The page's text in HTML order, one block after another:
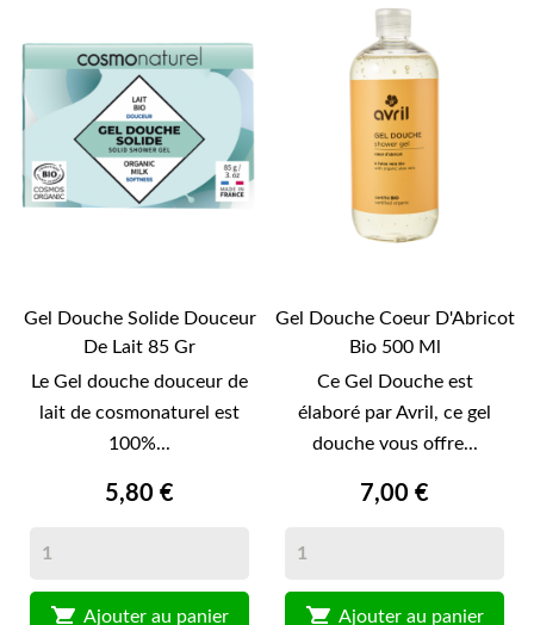
Gel Douche Solide Douceur
De Lait 85 Gr
Le Gel douche douceur de
lait de cosmonaturel est
100%...
5,80 €
 Ajouter au panier
Gel Douche Coeur D'Abricot
Bio 500 Ml
Ce Gel Douche est
élaboré par Avril, ce gel
douche vous offre...
7,00 €
 Ajouter au panier